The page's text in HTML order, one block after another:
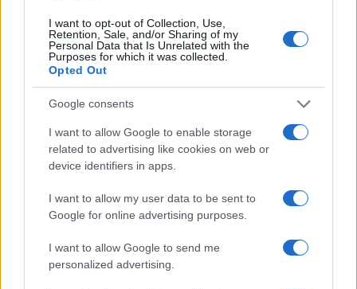
I want to opt-out of Collection, Use,
Retention, Sale, and/or Sharing of my
Personal Data that Is Unrelated with the
Purposes for which it was collected.
Opted Out
Google consents
I want to allow Google to enable storage
related to advertising like cookies on web or
device identifiers in apps.
I want to allow my user data to be sent to
Google for online advertising purposes.
I want to allow Google to send me
personalized advertising.
Primorje v nadaljevanju ni našlo pravega odgovora in je
doživelo še sedmi zaporedni poraz. Mura je s tremi
točkami dokončno pobegnila Ajdovcem in si zagotovila
prvoligaški status. Primorje bo sezono končalo na
devetem mestu, kar pomeni dodatne kvalifikacije za
obstanek.
Opozorilo:Po 297. členu Kazenskega zakonika je